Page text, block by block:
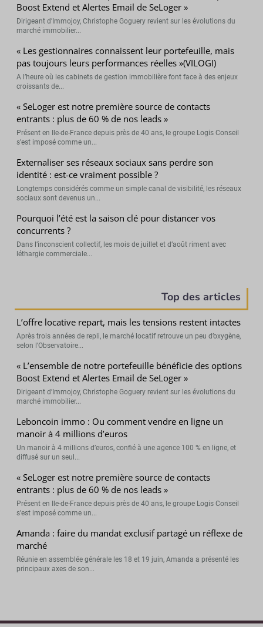
Boost Extend et Alertes Email de SeLoger »
Dirigeant d’Immojoy, Christophe Goguery revient sur les évolutions du
marché immobilier...
« Les gestionnaires connaissent leur portefeuille, mais
pas toujours leurs performances réelles »(VILOGI)
A l’heure où les cabinets de gestion immobilière font face à des enjeux
croissants de...
« SeLoger est notre première source de contacts
entrants : plus de 60 % de nos leads »
Présent en Ile-de-France depuis près de 40 ans, le groupe Logis Conseil
s’est imposé comme un...
Externaliser ses réseaux sociaux sans perdre son
identité : est-ce vraiment possible ?
Longtemps considérés comme un simple canal de visibilité, les réseaux
sociaux sont devenus un...
Pourquoi l’été est la saison clé pour distancer vos
concurrents ?
Dans l’inconscient collectif, les mois de juillet et d’août riment avec
léthargie commerciale...
Top des articles
L’offre locative repart, mais les tensions restent intactes
Après trois années de repli, le marché locatif retrouve un peu d’oxygène,
selon l’Observatoire...
« L’ensemble de notre portefeuille bénéficie des options
Boost Extend et Alertes Email de SeLoger »
Dirigeant d’Immojoy, Christophe Goguery revient sur les évolutions du
marché immobilier...
Leboncoin immo : Ou comment vendre en ligne un
manoir à 4 millions d’euros
Un manoir à 4 millions d’euros, confié à une agence 100 % en ligne, et
diffusé sur un seul...
« SeLoger est notre première source de contacts
entrants : plus de 60 % de nos leads »
Présent en Ile-de-France depuis près de 40 ans, le groupe Logis Conseil
s’est imposé comme un...
Amanda : faire du mandat exclusif partagé un réflexe de
marché
Réunie en assemblée générale les 18 et 19 juin, Amanda a présenté les
principaux axes de son...